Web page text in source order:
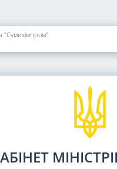
"Сумихімпром"